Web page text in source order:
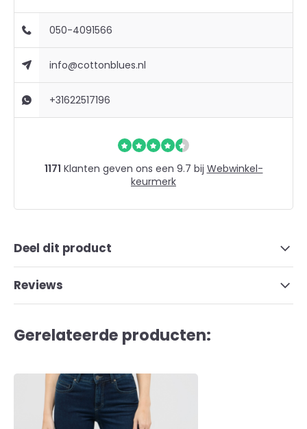
050-4091566
info@cottonblues.nl
+31622517196
1171 Klanten geven ons een 9.7 bij Webwinkel-
keurmerk
Deel dit product
Reviews
Gerelateerde producten: